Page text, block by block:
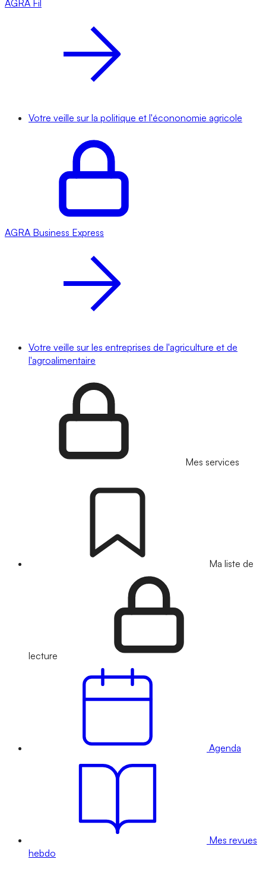
AGRA Fil
Votre veille sur la politique et l'écononomie agricole
AGRA Business Express
Votre veille sur les entreprises de l'agriculture et de
l'agroalimentaire
Mes services
Ma liste de
lecture
Agenda
Mes revues
hebdo